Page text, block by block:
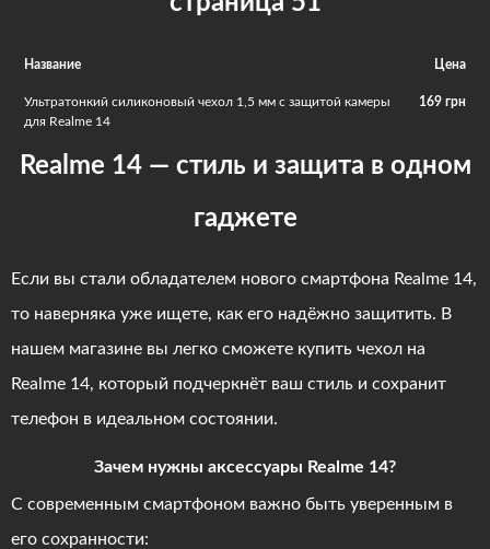
того, красивый и необычный аксессуар придаст телефону изюминку и
Название Цена
Ультратонкий силиконовый чехол 1,5 мм с защитой камеры
для Realme 14
169 грн
Realme 14 — стиль и защита в одном
гаджете
Если вы стали обладателем нового смартфона Realme 14,
то наверняка уже ищете, как его надёжно защитить. В
нашем магазине вы легко сможете купить чехол на
Realme 14, который подчеркнёт ваш стиль и сохранит
телефон в идеальном состоянии.
Зачем нужны аксессуары Realme 14?
С современным смартфоном важно быть уверенным в
его сохранности: